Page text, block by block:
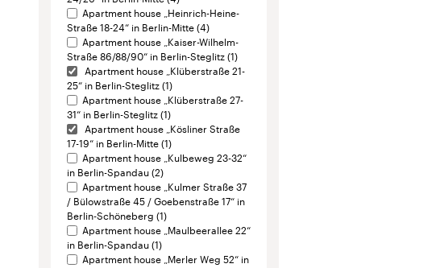
17-19“ in Berlin-Mitte
(1)
Apartment house „Kulbeweg 23-32“
in Berlin-Spandau(2)
Apartment house „Kulmer Straße 37
/ Bülowstraße 45 / Goebenstraße 17“ in
Berlin-Schöneberg(1)
Apartment house „Maulbeerallee 22“
in Berlin-Spandau(1)
Apartment house „Merler Weg 52“ in
Berlin-Marzahn(2)
Apartment house „Paul-Zobel-Straße
20-27“ in Berlin-Lichtenberg
Apartment house „Popitzweg 5-13“
in Berlin-Charlottenburg(1)
Apartment house „Popitzweg 5-13“
in Berlin-Charlottenburg (1)
Apartment house „Rhinstraße 51-77“
in Berlin-Lichtenberg (4)